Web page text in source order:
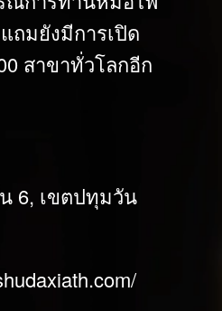
ถมยังมีการเปิด
สาขาทั่วโลกอีก
6, เขตปทุมวัน